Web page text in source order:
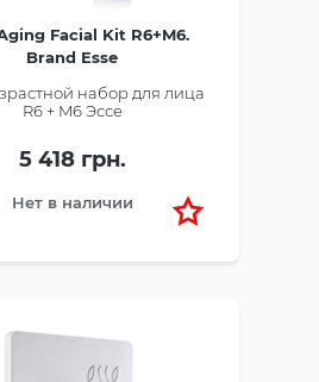
Facial Kit R6+M6.
Brand Esse
набор для лица
R6 + M6 Эссе
5 418 грн.
Нет в наличии